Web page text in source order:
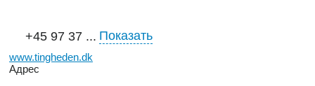
+45 97 37 ... Показать
www.tingheden.dk
Адрес